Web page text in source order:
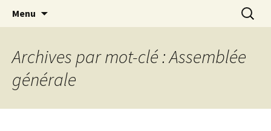
New Rancard
Association d’éducation populaire à Teillé
Menu
Archives par mot-clé : Assemblée
générale